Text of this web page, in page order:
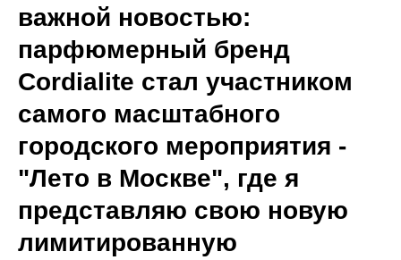
важной новостью:
парфюмерный бренд
Cordialite стал участником
самого масштабного
городского мероприятия -
"Лето в Москве", где я
представляю свою новую
лимитированную